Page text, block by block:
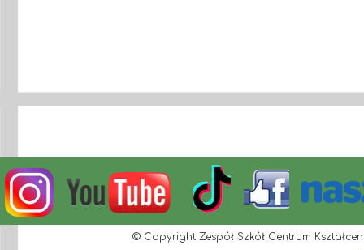
© Copyright Zespół Szkół Centrum